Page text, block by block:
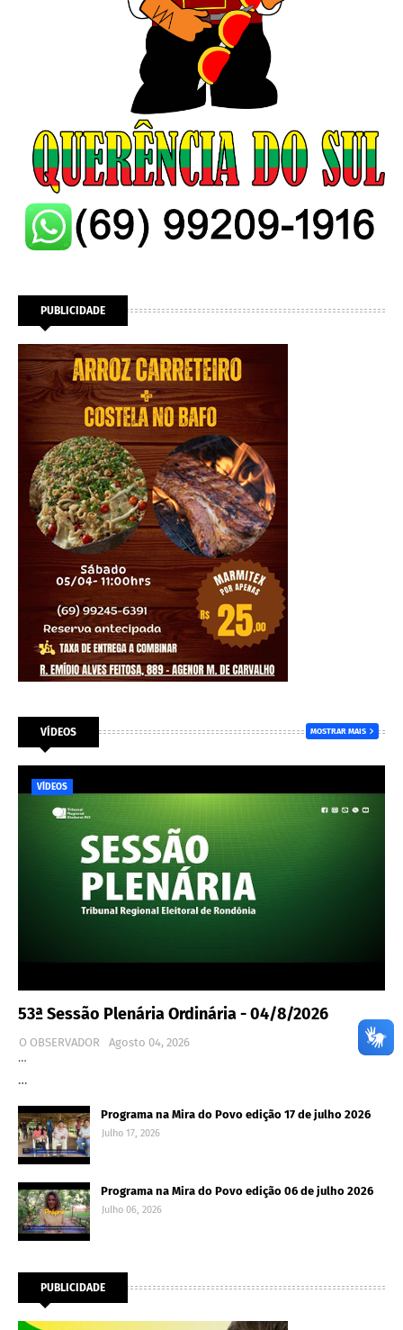
PUBLICIDADE
VÍDEOS MOSTRAR MAIS
VÍDEOS
53ª Sessão Plenária Ordinária - 04/8/2026
O OBSERVADOR
Agosto 04, 2026
…
…
Programa na Mira do Povo edição 17 de julho 2026
Julho 17, 2026
Programa na Mira do Povo edição 06 de julho 2026
Julho 06, 2026
PUBLICIDADE